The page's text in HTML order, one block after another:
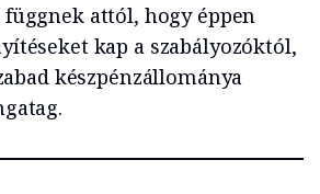
attól, hogy éppen
kap a szabályozóktól,
készpénzállománya